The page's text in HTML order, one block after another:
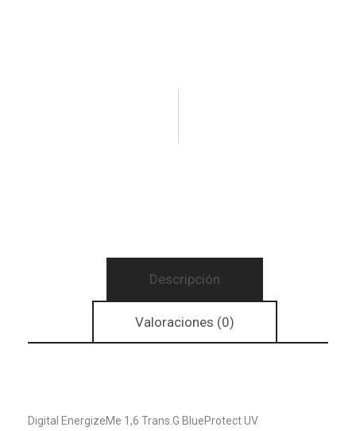
Descripción
Valoraciones (0)
Digital EnergizeMe 1,6 Trans.G BlueProtect UV